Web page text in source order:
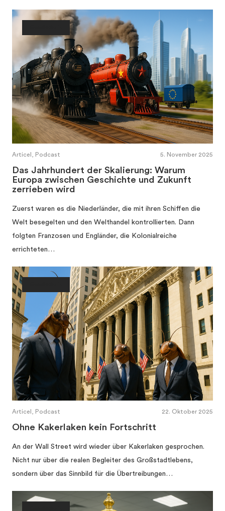
Articel, Podcast 5. November 2025
Das Jahrhundert der Skalierung: Warum
Europa zwischen Geschichte und Zukunft
zerrieben wird
Zuerst waren es die Niederländer, die mit ihren Schiffen die
Welt besegelten und den Welthandel kontrollierten. Dann
folgten Franzosen und Engländer, die Kolonialreiche
errichteten…
Articel, Podcast 22. Oktober 2025
Ohne Kakerlaken kein Fortschritt
An der Wall Street wird wieder über Kakerlaken gesprochen.
Nicht nur über die realen Begleiter des Großstadtlebens,
sondern über das Sinnbild für die Übertreibungen…